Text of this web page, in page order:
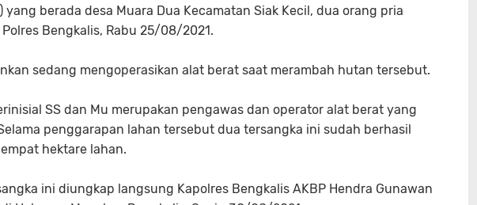
berada desa Muara Dua Kecamatan Siak Kecil, dua orang pria
Bengkalis, Rabu 25/08/2021.
sedang mengoperasikan alat berat saat merambah hutan tersebut.
SS dan Mu merupakan pengawas dan operator alat berat yang
penggarapan lahan tersebut dua tersangka ini sudah berhasil
hektare lahan.
ini diungkap langsung Kapolres Bengkalis AKBP Hendra Gunawan